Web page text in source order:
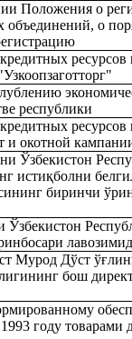
Положения о
объединений, о
ресурсов
республики
ресурсов
и окотной
Ўзбекистон
истиқболни
биринчи
Ўзбекистон
Мурод Дўст ўғ
бош
году товарами